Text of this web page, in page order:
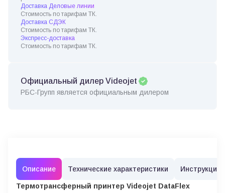
Доставка Деловые линии
Стоимость по тарифам ТК.
Доставка СДЭК
Стоимость по тарифам ТК.
Экспресс-доставка
Стоимость по тарифам ТК.
Официальный дилер Videojet
РБС-Групп является официальным дилером
Описание Технические характеристики Инструкции
Термотрансферный принтер Videojet DataFlex